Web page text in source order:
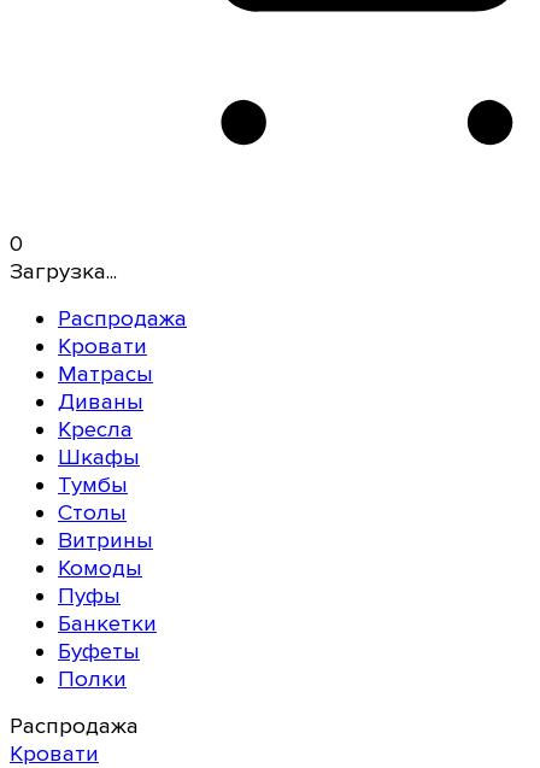
0
Загрузка...
Распродажа
Кровати
Матрасы
Диваны
Кресла
Шкафы
Тумбы
Столы
Витрины
Комоды
Пуфы
Банкетки
Буфеты
Полки
Распродажа
Кровати